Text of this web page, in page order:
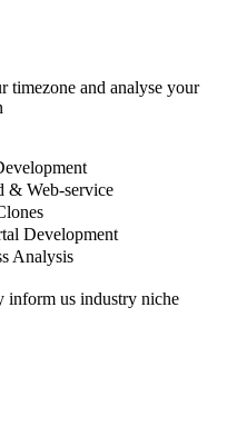
and analyse your
& Web-service
Development
Analysis
inform us industry niche